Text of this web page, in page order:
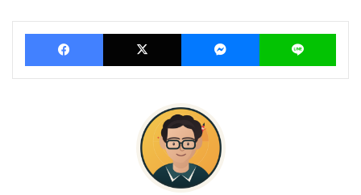
รับงานจากค่ายเล็ก ๆ หรือแม้กระทั่งรับบทประกอบที่ไม่มี
ชื่อเครดิตในบางผลงาน
สิ่งที่ทำให้ชื่อนี้แตกต่างจากดารานางเอก AV
ความอดทนและการพัฒนาตัวเองอย่างต่อเนื่อง จากสไตล์
gyaru ในยุคแรก ๆ เธอเปลี่ยนลุคมาเป็นสาวผมดำ
ธรรมชาติราวปลายปี 2011 และนี่คือจุดเปลี่ยนที่ทำให้เธอ
Facebook X Messenger Line